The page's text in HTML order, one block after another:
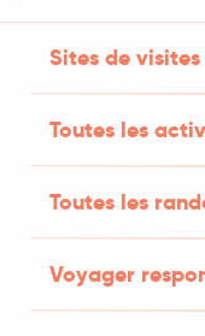
Sites de visites
Toutes les
Toutes les
Voyager